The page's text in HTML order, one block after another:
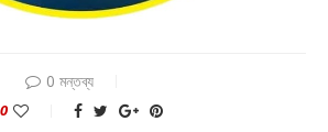
0 মন্তব্য
0